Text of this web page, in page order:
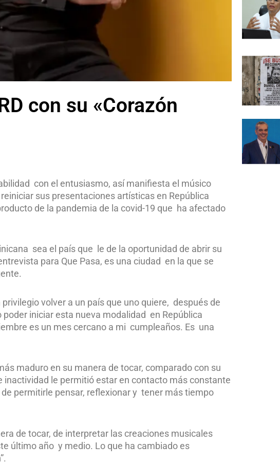
con su «Corazón
con el entusiasmo, así manifiesta el músico
sus presentaciones artísticas en República
de la pandemia de la covid-19 que ha afectado
sea el país que le de la oportunidad de abrir su
para Que Pasa, es una ciudad en la que se
volver a un país que uno quiere, después de
iniciar esta nueva modalidad en República
es un mes cercano a mi cumpleaños. Es una
maduro en su manera de tocar, comparado con su
le permitió estar en contacto más constante
permitirle pensar, reflexionar y tener más tiempo
de tocar, de interpretar las creaciones musicales
último año y medio. Lo que ha cambiado es